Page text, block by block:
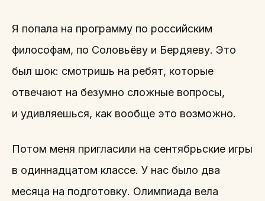
Я попала на программу по российским
философам, по Соловьёву и Бердяеву. Это
был шок: смотришь на ребят, которые
отвечают на безумно сложные вопросы,
и удивляешься, как вообще это возможно.
Потом меня пригласили на сентябрьские игры
в одиннадцатом классе. У нас было два
месяца на подготовку. Олимпиада вела